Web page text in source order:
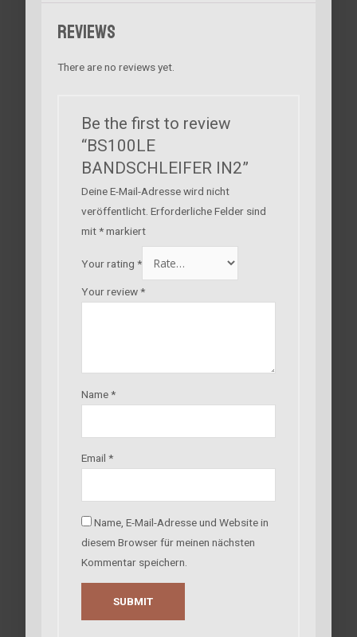
Reviews
There are no reviews yet.
Be the first to review
“BS100LE
BANDSCHLEIFER IN2”
Deine E-Mail-Adresse wird nicht
veröffentlicht. Erforderliche Felder sind
mit*markiert
Your rating *
Your review*
Name*
Email *
Name, E-Mail-Adresse und Website in
diesem Browser für meinen nächsten
Kommentar speichern.